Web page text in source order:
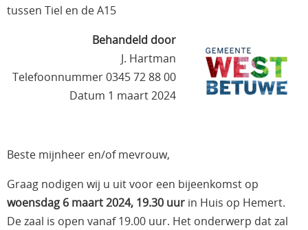
tussen Tiel en de A15
Behandeld door
J. Hartman
Telefoonnummer 0345 72 88 00
Datum 1 maart 2024
Beste mijnheer en/of mevrouw,
Graag nodigen wij u uit voor een bijeenkomst op
woensdag 6 maart 2024, 19.30 uur in Huis op Hemert.
De zaal is open vanaf 19.00 uur. Het onderwerp dat zal